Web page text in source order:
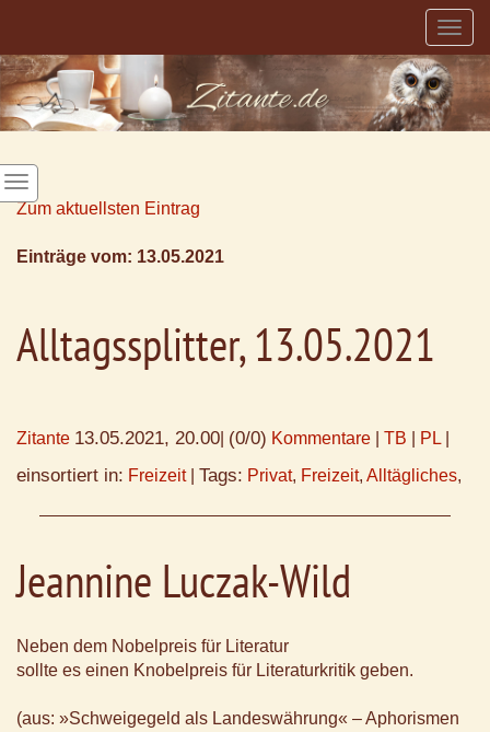
Zum aktuellsten Eintrag
Einträge vom: 13.05.2021
Alltagssplitter, 13.05.2021
Zitante 13.05.2021, 20.00 (0/0) Kommentare TB PL
einsortiert in: Freizeit| Tags: Privat, Freizeit, Alltägliches,
Jeannine Luczak-Wild
Neben dem Nobelpreis für Literatur
sollte es einen Knobelpreis für Literaturkritik geben.
(aus: »Schweigegeld als Landeswährung« – Aphorismen